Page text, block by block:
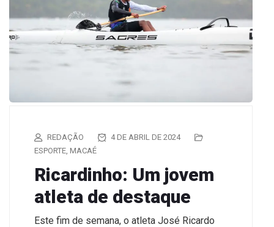
REDAÇÃO
4 DE ABRIL DE 2024
ESPORTE MACAÉ
Ricardinho: Um jovem
atleta de destaque
Este fim de semana, o atleta José Ricardo